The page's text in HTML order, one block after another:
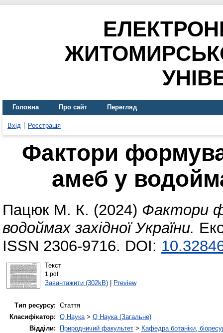
Головна Про сайт Перегляд
Вхід Реєстрація
Фактори
амеб у
Пацюк М. К. (2024) Фактори
водоймах західної України.
ISSN 2306-9716. DOI:
Текст
1.pdf
Завантажити (302kB)| Preview
Тип ресурсу: Стаття
Класифікатор: Q Наука> Q Наука (Загальне)
Відділи:
Природничий факультет > Кафедра ботаніки,